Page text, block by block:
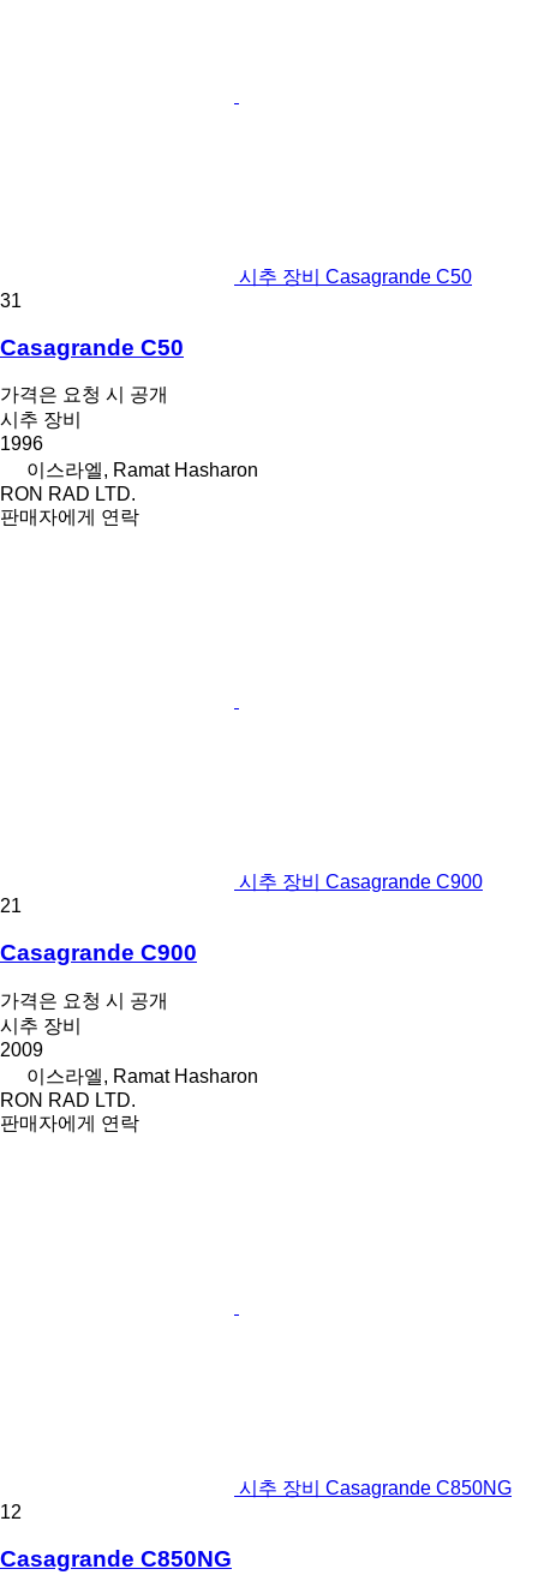
시추 장비 Casagrande C50
31
Casagrande C50
가격은 요청 시 공개
시추 장비
1996
이스라엘, Ramat Hasharon
RON RAD LTD.
판매자에게 연락
시추 장비 Casagrande C900
21
Casagrande C900
가격은 요청 시 공개
시추 장비
2009
이스라엘, Ramat Hasharon
RON RAD LTD.
판매자에게 연락
시추 장비 Casagrande C850NG
12
Casagrande C850NG